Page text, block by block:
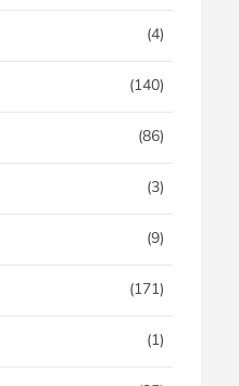
(4)
(140)
(86)
(3)
(9)
(171)
(1)